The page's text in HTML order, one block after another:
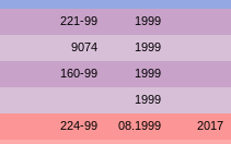
221-99 1999
9074 1999
160-99 1999
1999
224-99 08.1999 2017